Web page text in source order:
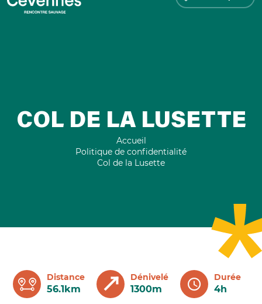
COL DE LA LUSETTE
Accueil
Politique de confidentialité
Col de la Lusette
Distance
56.1km
Dénivelé
1300m
Durée
4h